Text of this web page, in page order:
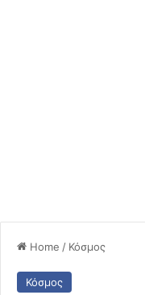
Home / Κόσμος
Κόσμος